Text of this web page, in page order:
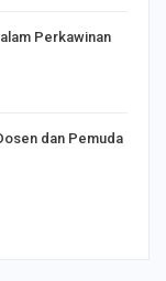
Perkawinan
dan Pemuda